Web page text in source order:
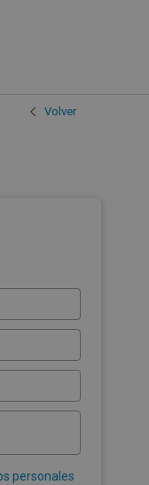
Volver
personales